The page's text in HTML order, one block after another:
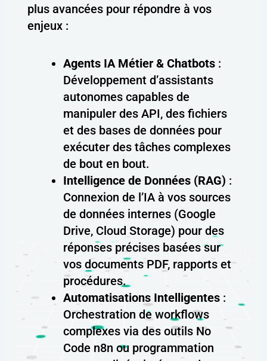
plus avancées pour répondre à vos
enjeux :
Agents IA Métier & Chatbots :
Développement d’assistants
autonomes capables de
manipuler des API, des fichiers
et des bases de données pour
exécuter des tâches complexes
de bout en bout.
Intelligence de Données (RAG) :
Connexion de l’IA à vos sources
de données internes (Google
Drive, Cloud Storage) pour des
réponses précises basées sur
vos documents PDF, rapports et
procédures.
Automatisations Intelligentes :
Orchestration de workflows
complexes via des outils No
Code n8n ou programmation